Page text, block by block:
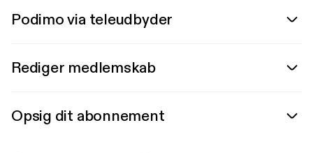
Podimo via teleudbyder
Rediger medlemskab
Opsig dit abonnement